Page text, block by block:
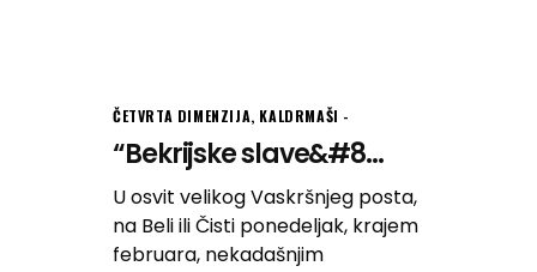
ČETVRTA DIMENZIJA, KALDRMAŠI
“Bekrijske slave&#8...
U osvit velikog Vaskršnjeg posta,
na Beli ili Čisti ponedeljak, krajem
februara, nekadašnjim